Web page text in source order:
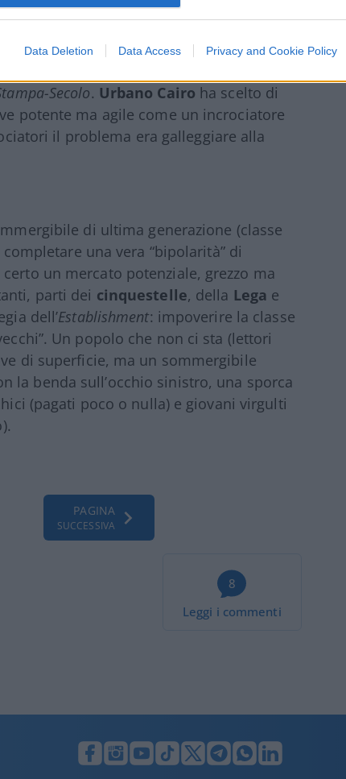
Data Deletion Data Access Privacy and Cookie Policy
pubblicai un’autointervista. Usai
in corso della flotta militare Usa.
Secolo. Urbano Cairo ha scelto di
potente ma agile come un incrociatore
il problema era galleggiare alla
di ultima generazione (classe
una vera “bipolarità” di
un mercato potenziale, grezzo ma
parti dei cinquestelle, della Lega e
dell’Establishment: impoverire la classe
Un popolo che non ci sta (lettori
di superficie, ma un sommergibile
la benda sull’occhio sinistro, una sporca
(pagati poco o nulla) e giovani virgulti
PAGINA
SUCCESSIVA
8
Leggi i commenti